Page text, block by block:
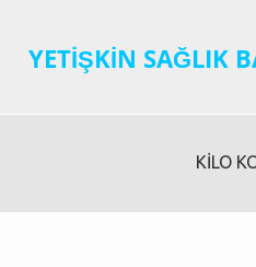
YETIŞKIN SAĞLIK
KILO